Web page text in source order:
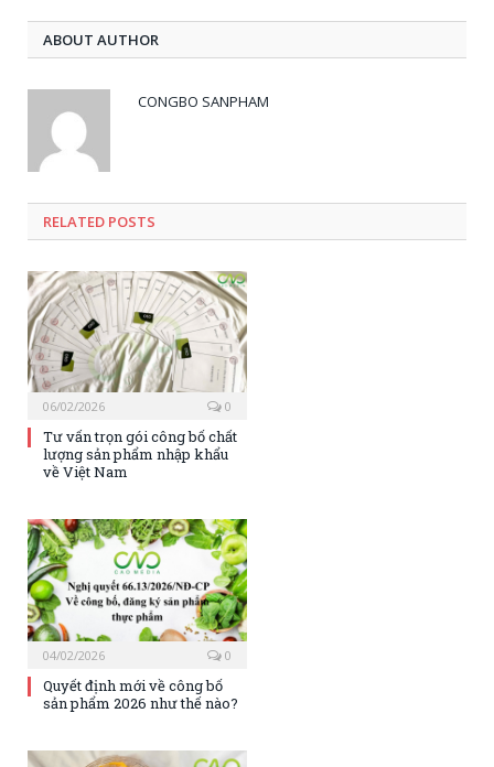
ABOUT AUTHOR
CONGBO SANPHAM
RELATED POSTS
06/02/2026 0
Tư vấn trọn gói công bố chất
lượng sản phẩm nhập khẩu
về Việt Nam
04/02/2026 0
Quyết định mới về công bố
sản phẩm 2026 như thế nào?